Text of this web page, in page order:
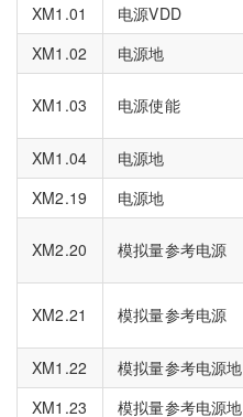
XM1.01
电源VDD
XM1.02
电源地
XM1.03 电源使能
XM1.04
电源地
XM2.19
电源地
XM2.20 模拟量参考电源
XM2.21 模拟量参考电源
XM1.22
模拟量参考电源地
XM1.23
模拟量参考电源地